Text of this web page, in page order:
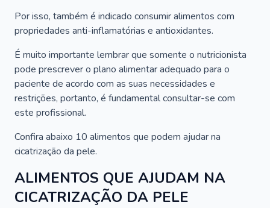
Por isso, também é indicado consumir alimentos com
propriedades anti-inflamatórias e antioxidantes.
É muito importante lembrar que somente o nutricionista
pode prescrever o plano alimentar adequado para o
paciente de acordo com as suas necessidades e
restrições, portanto, é fundamental consultar-se com
este profissional.
Confira abaixo 10 alimentos que podem ajudar na
cicatrização da pele.
ALIMENTOS QUE AJUDAM NA
CICATRIZAÇÃO DA PELE